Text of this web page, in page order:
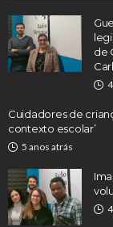
de
Cuidadores de
contexto escolar’
5 anos atrás